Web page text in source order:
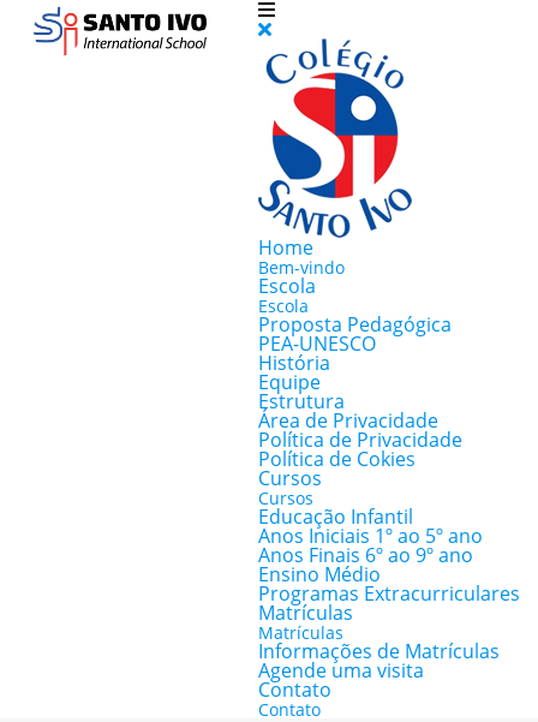
Home
Bem-vindo
Escola
Escola
Proposta Pedagógica
PEA-UNESCO
História
Equipe
Estrutura
Área de Privacidade
Política de Privacidade
Política de Cokies
Cursos
Cursos
Educação Infantil
Anos Iniciais 1º ao 5º ano
Anos Finais 6º ao 9º ano
Ensino Médio
Programas Extracurriculares
Matrículas
Matrículas
Informações de Matrículas
Agende uma visita
Contato
Contato